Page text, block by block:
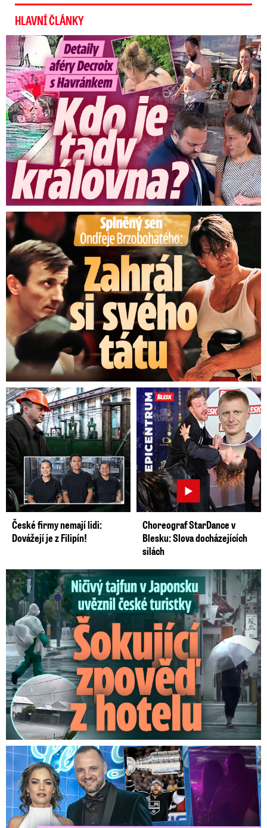
HLAVNÍ ČLÁNKY
Detaily aféry Decroix s Havránkem: Kdo je tady královna?
Splněný sen Ondřeje Brzobohatého: Zahrál si svého tátu
České firmy nemají lidi:
Dovážejí je z Filipín!
Choreograf StarDance v
Blesku: Slova docházejících
silách
Ničivý tajfun uvěznil české turistky: Šokující zpověď
Na Gáboríka se sypou obvinění z nevěry: Reakce manželky!